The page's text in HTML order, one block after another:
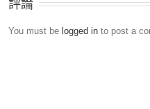
評論
You must be logged in to post a